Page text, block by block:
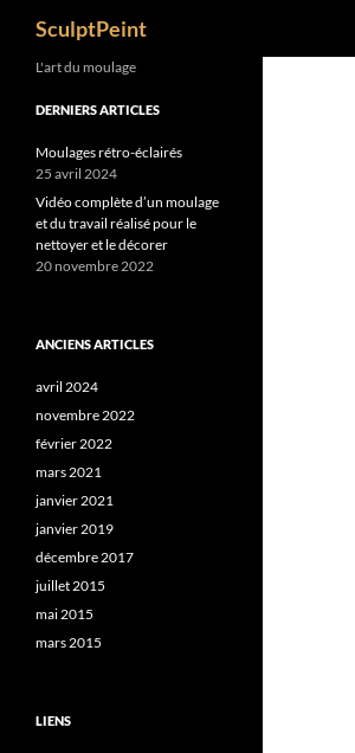
SculptPeint
L'art du moulage
DERNIERS ARTICLES
Moulages rétro-éclairés
25 avril 2024
Vidéo complète d’un moulage
et du travail réalisé pour le
nettoyer et le décorer
20 novembre 2022
ANCIENS ARTICLES
avril 2024
novembre 2022
février 2022
mars 2021
janvier 2021
janvier 2019
décembre 2017
juillet 2015
mai 2015
mars 2015
LIENS